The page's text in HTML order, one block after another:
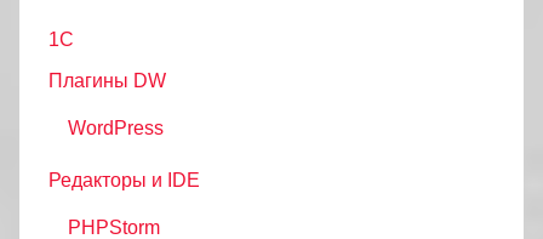
1С
Плагины DW
WordPress
Редакторы и IDE
PHPStorm